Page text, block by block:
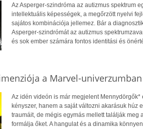
Az Asperger-szindróma az autizmus spektrum
intellektuális képességek, a megőrzött nyelvi
sajátos kombinációja jellemez. Bár a
Asperger-szindrómát az autizmus
és sok ember számára fontos identitási és
a Marvel-univerzumban
Az idén videón is már megjelent
kényszer, hanem a saját változni akarásuk
traumáit, de mégis egymás mellett találják meg
formálja őket. A hangulat és a dinamika